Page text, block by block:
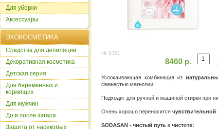
№ 9391
8460 р.
Успокаивающая комбинация из
свежестью магнолии.
Подходит для ручной и машиной стирки при
Очень хорошо переносится чувствительной
SODASAN - чистый путь к чистоте:
Для уборки
Аксессуары
ЭКОКОСМЕТИКА
Cредства для депиляции
Декоративная косметика
Детская серия
Для беременных и
кормящих
Для мужчин
До и после загара
Защита от насекомых